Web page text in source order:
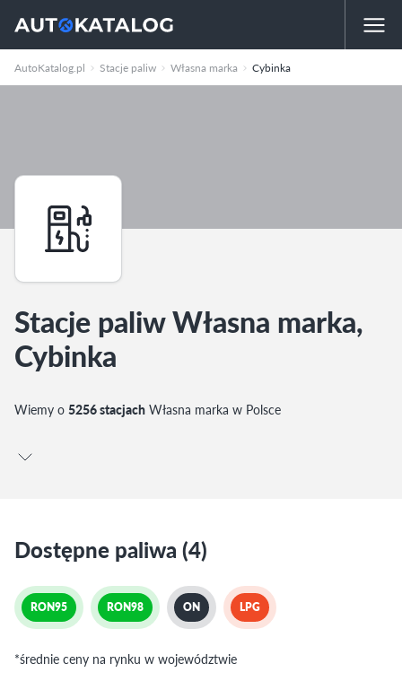
AutoKatalog.pl Stacje paliw Własna marka Cybinka
Stacje paliw Własna marka,
Cybinka
Wiemy o 5256 stacjach Własna marka w Polsce
Dostępne paliwa (4)
RON95 RON98 ON LPG
*średnie ceny na rynku w województwie